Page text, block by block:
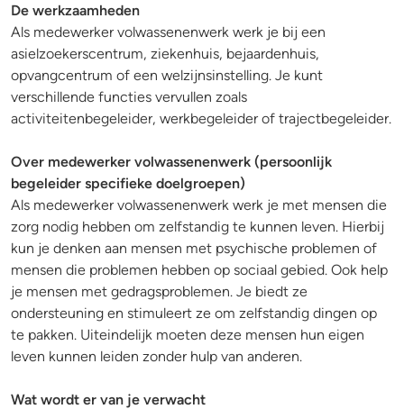
De werkzaamheden
Als medewerker volwassenenwerk werk je bij een
asielzoekerscentrum, ziekenhuis, bejaardenhuis,
opvangcentrum of een welzijnsinstelling. Je kunt
verschillende functies vervullen zoals
activiteitenbegeleider, werkbegeleider of trajectbegeleider.
Over medewerker volwassenenwerk (persoonlijk
begeleider specifieke doelgroepen)
Als medewerker volwassenenwerk werk je met mensen die
zorg nodig hebben om zelfstandig te kunnen leven. Hierbij
kun je denken aan mensen met psychische problemen of
mensen die problemen hebben op sociaal gebied. Ook help
je mensen met gedragsproblemen. Je biedt ze
ondersteuning en stimuleert ze om zelfstandig dingen op
te pakken. Uiteindelijk moeten deze mensen hun eigen
leven kunnen leiden zonder hulp van anderen.
Wat wordt er van je verwacht